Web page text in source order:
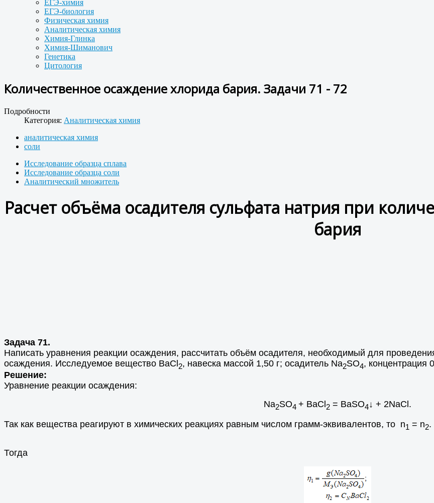
ЕГЭ-химия
ЕГЭ-биология
Физическая химия
Аналитическая химия
Химия-Глинка
Химия-Шиманович
Генетика
Цитология
Количественное осаждение хлорида бария. Задачи 71 - 72
Подробности
Категория: Аналитическая химия
аналитическая химия
соли
Исследование образца сплава
Исследование образца соли
Аналитический множитель
Расчет объёма осадителя сульфата натрия при
бария
Задача 71.
Написать уравнения реакции осаждения, рассчитать объём осадителя, необходимый для
осаждения. Исследуемое вещество BaCl2, навеска массой 1,50 г; осадитель Na2SO4, концентрация
Решение:
Уравнение реакции осаждения:
Na2SO4 + BaCl 2 = BaSO4↓ + 2NaCl.
Так как вещества реагируют в химических реакциях равным числом грамм-эквивалентов, то n1 = n2.
Тогда